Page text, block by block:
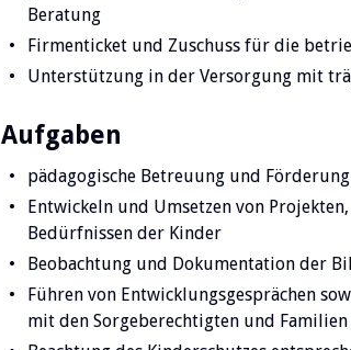
Beratung
Firmenticket und Zuschuss für die
Unterstützung in der Versorgung mit
Aufgaben
pädagogische Betreuung und
Entwickeln und Umsetzen von
Bedürfnissen der Kinder
Beobachtung und Dokumentation der
Führen von Entwicklungsgesprächen
mit den Sorgeberechtigten und